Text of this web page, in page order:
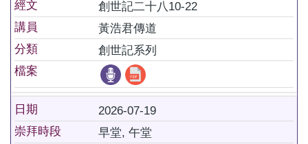
經文
創世記二十八10-22
講員
黃浩君傳道
分類
創世記系列
檔案
日期
2026-07-19
崇拜時段
早堂, 午堂